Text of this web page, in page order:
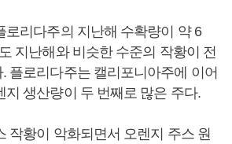
로리다주의 지난해 수확량이 약 6
지난해와 비슷한 수준의 작황이 전
플로리다주는 캘리포니아주에 이어
지 생산량이 두 번째로 많은 주다.
작황이 악화되면서 오렌지 주스 원